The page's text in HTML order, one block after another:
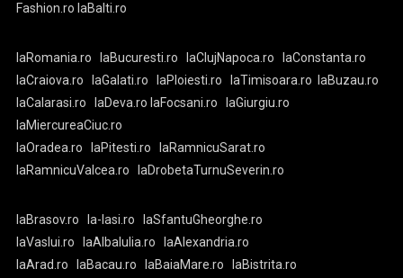
Fashion.ro laBalti.ro
laRomania.ro laBucuresti.ro laClujNapoca.ro
laConstanta.ro
laCraiova.ro
laGalati.ro laPloiesti.ro laTimisoara.ro
laBuzau.ro
laCalarasi.ro
laDeva.ro laFocsani.ro
laGiurgiu.ro
laMiercureaCiuc.ro
laOradea.ro
laPitesti.ro
laRamnicuSarat.ro
laRamnicuValcea.ro
laDrobetaTurnuSeverin.ro
laBrasov.ro la-Iasi.ro
laSfantuGheorghe.ro
laVaslui.ro
laAlbaIulia.ro
laAlexandria.ro
laArad.ro
laBacau.ro laBaiaMare.ro laBistrita.ro